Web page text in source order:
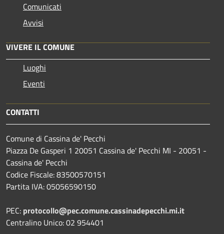
Comunicati
Avvisi
VIVERE IL COMUNE
Luoghi
Eventi
CONTATTI
Comune di Cassina de' Pecchi
Piazza De Gasperi 1 20051 Cassina de' Pecchi MI - 20051 -
Cassina de' Pecchi
Codice Fiscale: 83500570151
Partita IVA: 05056590150
PEC: protocollo@pec.comune.cassinadepecchi.mi.it
Centralino Unico: 02 954401